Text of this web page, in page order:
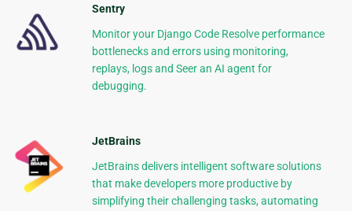
Sentry
Monitor your Django Code Resolve performance
bottlenecks and errors using monitoring,
replays, logs and Seer an AI agent for
debugging.
JetBrains
JetBrains delivers intelligent software solutions
that make developers more productive by
simplifying their challenging tasks, automating